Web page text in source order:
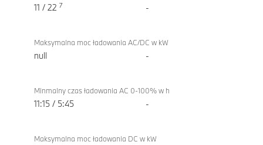
11 / 22 7 -
Maksymalna moc ładowania AC/DC w kW
null -
Minmalny czas ładowania AC 0-100% w h
11:15 / 5:45 -
Maksymalna moc ładowania DC w kW